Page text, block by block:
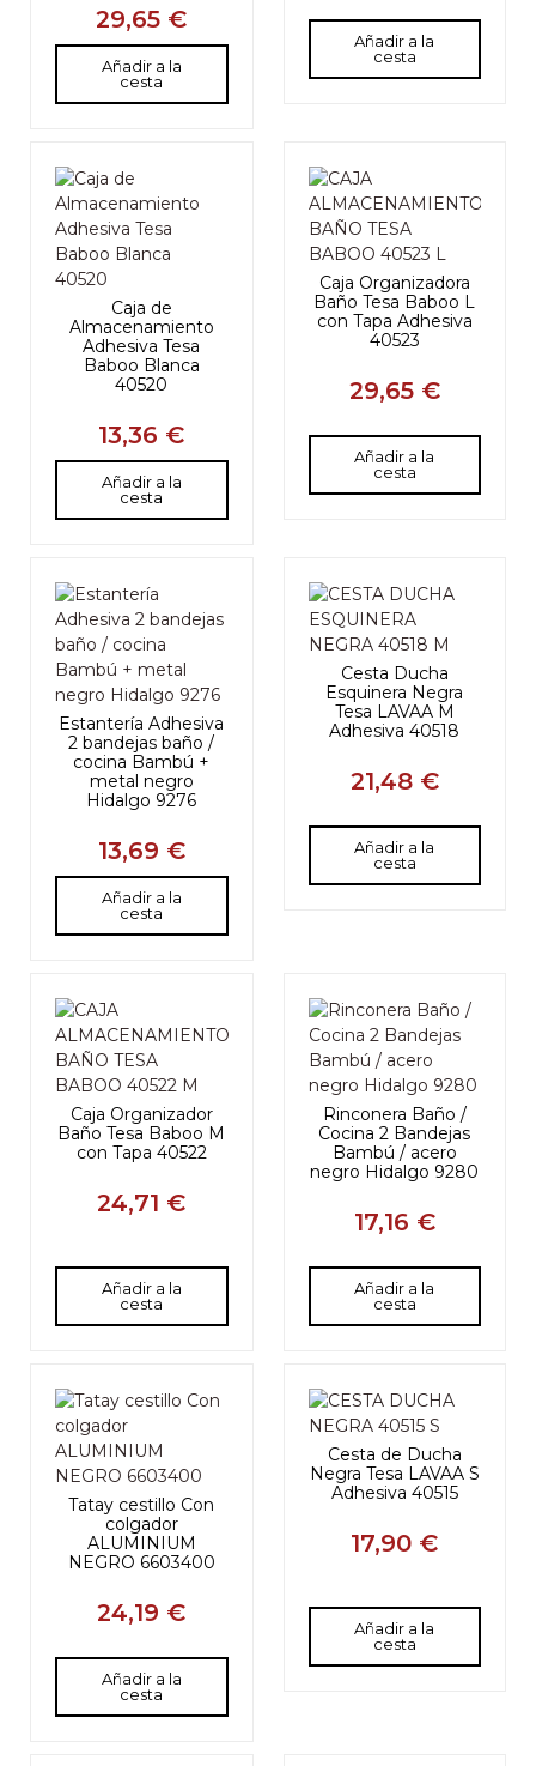
29,65 €
Añadir a la
cesta
Añadir a la
cesta
Caja de
Almacenamiento
Adhesiva Tesa
Baboo Blanca
40520
13,36 €
Añadir a la
cesta
Caja Organizadora
Baño Tesa Baboo L
con Tapa Adhesiva
40523
29,65 €
Añadir a la
cesta
Estantería Adhesiva
2 bandejas baño /
cocina Bambú +
metal negro
Hidalgo 9276
13,69 €
Añadir a la
cesta
Cesta Ducha
Esquinera Negra
Tesa LAVAA M
Adhesiva 40518
21,48 €
Añadir a la
cesta
Caja Organizador
Baño Tesa Baboo M
con Tapa 40522
24,71 €
Añadir a la
cesta
Rinconera Baño /
Cocina 2 Bandejas
Bambú / acero
negro Hidalgo 9280
17,16 €
Añadir a la
cesta
Tatay cestillo Con
colgador
ALUMINIUM
NEGRO 6603400
24,19 €
Añadir a la
cesta
Cesta de Ducha
Negra Tesa LAVAA S
Adhesiva 40515
17,90 €
Añadir a la
cesta